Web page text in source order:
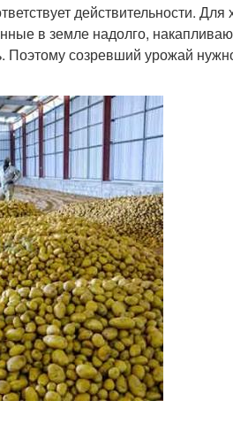
действительности. Для
в земле надолго,
Поэтому созревший урожай